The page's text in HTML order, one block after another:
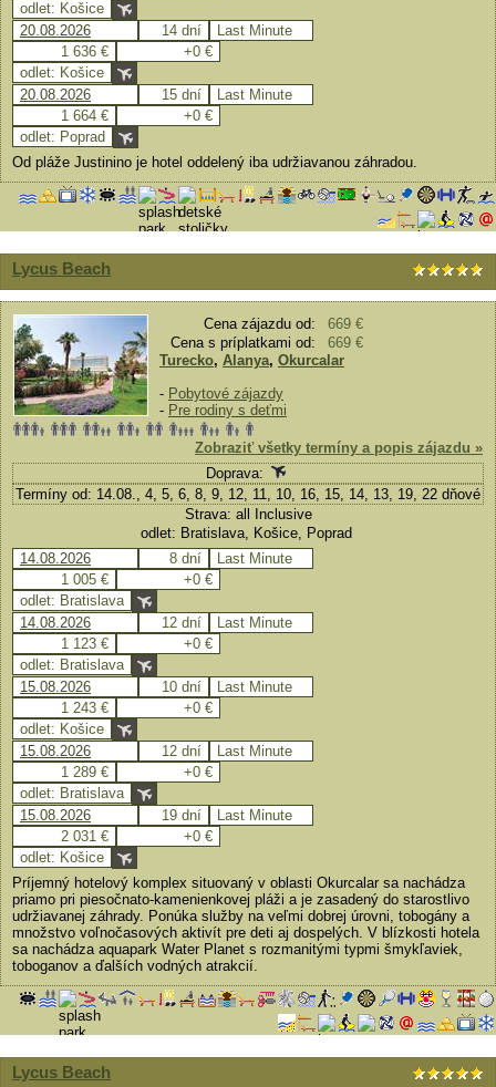
odlet: Košice
20.08.2026
14 dní
Last Minute
1 636 €
+0 €
odlet: Košice
20.08.2026
15 dní
Last Minute
1 664 €
+0 €
odlet: Poprad
Od pláže Justinino je hotel oddelený iba udržiavanou záhradou.
Lycus Beach
Cena zájazdu od:
669 €
Cena s príplatkami od:
669 €
Turecko, Alanya, Okurcalar
- Pobytové zájazdy
- Pre rodiny s deťmi
Zobraziť všetky termíny a popis zájazdu »
Doprava:
Termíny od: 14.08., 4, 5, 6, 8, 9, 12, 11, 10, 16, 15, 14, 13, 19, 22 dňové
Strava: all Inclusive
odlet: Bratislava, Košice, Poprad
14.08.2026
8 dní
Last Minute
1 005 €
+0 €
odlet: Bratislava
14.08.2026
12 dní
Last Minute
1 123 €
+0 €
odlet: Bratislava
15.08.2026
10 dní
Last Minute
1 243 €
+0 €
odlet: Košice
15.08.2026
12 dní
Last Minute
1 289 €
+0 €
odlet: Bratislava
15.08.2026
19 dní
Last Minute
2 031 €
+0 €
odlet: Košice
Príjemný hotelový komplex situovaný v oblasti Okurcalar sa nachádza
priamo pri piesočnato-kamenienkovej pláži a je zasadený do starostlivo
udržiavanej záhrady. Ponúka služby na veľmi dobrej úrovni, tobogány a
množstvo voľnočasových aktivít pre deti aj dospelých. V blízkosti hotela
sa nachádza aquapark Water Planet s rozmanitými typmi šmykľaviek,
toboganov a ďalších vodných atrakcií.
Lycus Beach